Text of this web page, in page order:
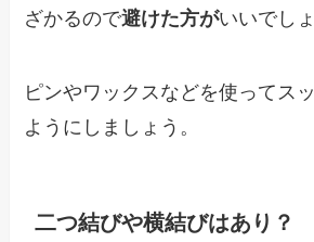
ざかるので避けた方がいいでしょ
ピンやワックスなどを使ってス
ようにしましょう。
二つ結びや横結びはあり？